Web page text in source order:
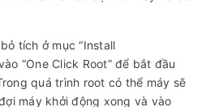
tích ở mục “Install
“One Click Root” để bắt đầu
quá trình root có thể máy sẽ
máy khởi động xong và vào